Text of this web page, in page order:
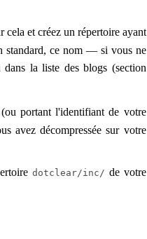
et créez un répertoire ayant
standard, ce nom — si vous ne
la liste des blogs (section
(ou portant l'identifiant de votre
avez décompressée sur votre
dotclear/inc/ de votre